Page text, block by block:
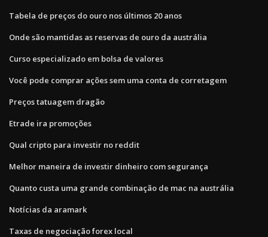
Tabela de preços do ouro nos últimos 20 anos
Onde são mantidas as reservas de ouro da austrália
Curso especializado em bolsa de valores
Você pode comprar ações sem uma conta de corretagem
Preços tatuagem dragão
Etrade ira promoções
Qual cripto para investir no reddit
Melhor maneira de investir dinheiro com segurança
Quanto custa uma grande combinação de mac na austrália
Notícias da aramark
Taxas de negociação forex local